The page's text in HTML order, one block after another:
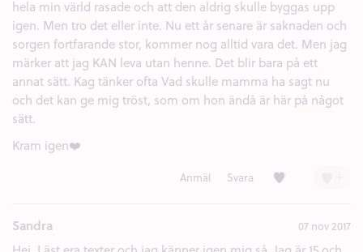
hela min värld rasade och att den aldrig skulle byggas upp
igen. Men tro det eller inte. Nu ett år senare är saknaden och
sorgen fortfarande stor, kommer nog alltid vara det. Men jag
märker att jag KAN leva utan henne. Det blir bara på ett
annat sätt. Kag tänker ofta Vad skulle mamma ha sagt nu
och det kan ge mig tröst, som om hon ändå är här på något
sätt.
Kram igen❤️
Anmäl Svara Kärlek (3)
Sandra 07 nov 2017